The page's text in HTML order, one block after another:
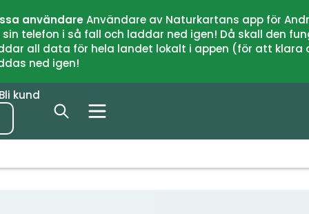
användareAnvändare av Naturkartans app för
telefon i så fall och laddar ned igen! Då skall den
all data för hela landet lokalt i appen (för att
ned igen!
Bli kund